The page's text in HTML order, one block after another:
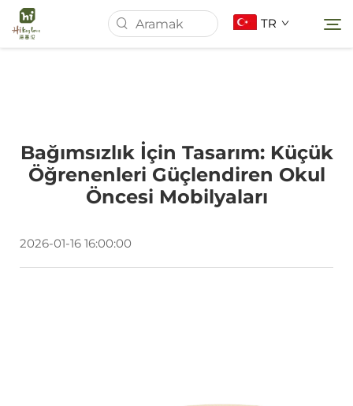
TR
Hakkımızda
Haberler
Bağımsızlık İçin Tasarım: Küçük
Öğrenenleri Güçlendiren Okul
Öncesi Mobilyaları
2026-01-16 16:00:00